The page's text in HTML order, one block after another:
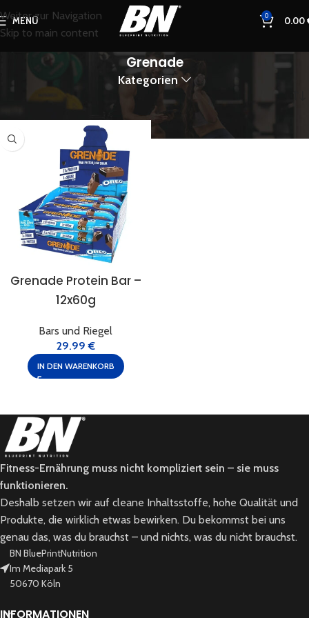
Weiter zur Navigation
Skip to main content
MENÜ 0 0.00
Grenade
Kategorien
Grenade
Grenade Protein Bar –
12x60g
Bars und Riegel
29.99€
IN DEN WARENKORB
Fitness-Ernährung muss nicht kompliziert sein – sie muss
funktionieren.
Deshalb setzen wir auf cleane Inhaltsstoffe, hohe Qualität und
Produkte, die wirklich etwas bewirken. Du bekommst bei uns
genau das, was du brauchst – und nichts, was du nicht brauchst.
BN BluePrintNutrition
Im Mediapark 5
50670 Köln
INFORMATIONEN